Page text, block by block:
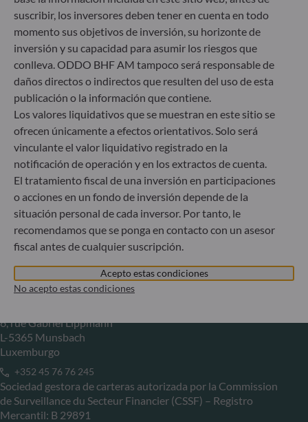
ODDO BHF Asset Management GmbH
Herzogstraße 15
40217 Düsseldorf
Alemania
+49 (0) 211 239 24 01
Gallusanlage 8
60329 Frankfurt am Main
+49 (0) 69 920 50 0
Sociedad Gestora de Carteras autorizada por la
Bundesanstalt für Finanzdienstleistungsaufsicht (“BaFin”)
Registro Comercial: HRB 11971 juzgado de primera
instancia de Düsseldorf
ODDO BHF Asset Management LUX
6, rue Gabriel Lippmann
L-5365 Munsbach
Luxemburgo
+352 45 76 76 245
Sociedad gestora de carteras autorizada por la Commission
de Surveillance du Secteur Financier (CSSF) – Registro
Mercantil: B 29891
suscribir, los inversores deben tener en cuenta en todo
momento sus objetivos de inversión, su horizonte de
inversión y su capacidad para asumir los riesgos que
conlleva. ODDO BHF AM tampoco será responsable de
daños directos o indirectos que resulten del uso de esta
publicación o la información que contiene.
Los valores liquidativos que se muestran en este sitio se
ofrecen únicamente a efectos orientativos. Solo será
vinculante el valor liquidativo registrado en la
notificación de operación y en los extractos de cuenta.
El tratamiento fiscal de una inversión en participaciones
o acciones en un fondo de inversión depende de la
situación personal de cada inversor. Por tanto, le
recomendamos que se ponga en contacto con un asesor
fiscal antes de cualquier suscripción.
Acepto estas condiciones
No acepto estas condiciones